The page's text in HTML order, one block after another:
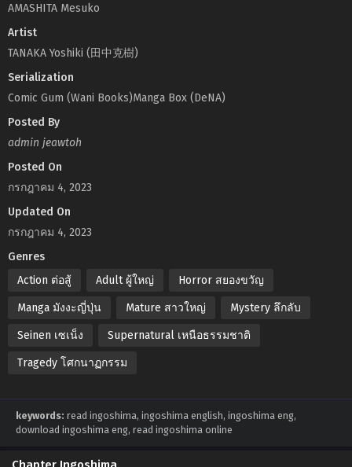
AMASHITA Mesuko
Artist
TANAKA Yoshiki (田中克樹)
Serialization
Comic Gum (Wani Books)Manga Box (DeNA)
Posted By
admin jeawtoh
Posted On
กรกฎาคม 4, 2023
Updated On
กรกฎาคม 4, 2023
Genres
Action ต่อสู้
Adult ผู้ใหญ่ Horror สยองขวัญ
Manga มังงะญี่ปุ่น Mature สาวใหญ่ Mystery ลึกลับ
Seinen เซเน็ง Supernatural เหนือธรรมชาติ
Tragedy โศกนาฏกรรม
keywords: read ingoshima, ingoshima english, ingoshima eng,
download ingoshima eng, read ingoshima online